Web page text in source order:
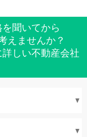
を聞いてから
えませんか？
しい不動産会社